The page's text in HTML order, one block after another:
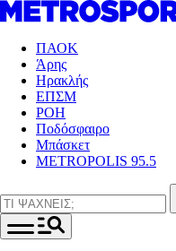
ΠΑΟΚ
Άρης
Ηρακλής
ΕΠΣΜ
ΡΟΗ
Ποδόσφαιρο
Μπάσκετ
METROPOLIS 95.5